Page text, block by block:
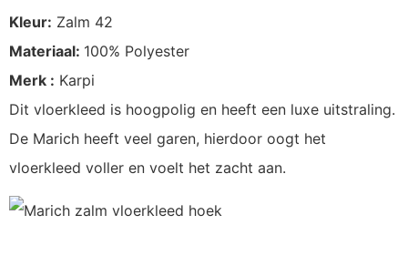
Kleur: Zalm 42
Materiaal: 100% Polyester
Merk : Karpi
Dit vloerkleed is hoogpolig en heeft een luxe uitstraling.
De Marich heeft veel garen, hierdoor oogt het
vloerkleed voller en voelt het zacht aan.